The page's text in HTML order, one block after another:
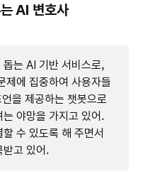
AI 변호사
는 AI 기반 서비스로,
제에 집중하여 사용자들
을 제공하는 챗봇으로
야망을 가지고 있어.
수 있도록 해 주면서
받고 있어.